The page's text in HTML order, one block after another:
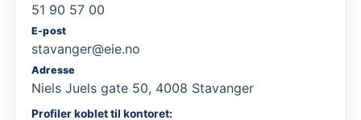
51 90 57 00
E-post
stavanger@eie.no
Adresse
Niels Juels gate 50, 4008 Stavanger
Profiler koblet til kontoret: